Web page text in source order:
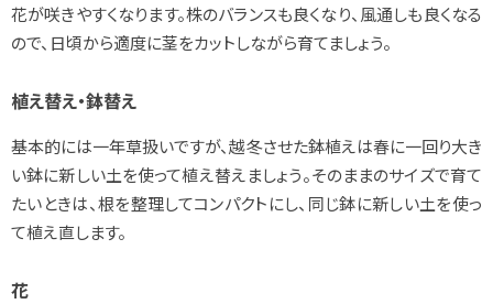
花が咲きやすくなります。株のバランスも良くなり、風通しも良くなる
ので、日頃から適度に茎をカットしながら育てましょう。
植え替え・鉢替え
基本的には一年草扱いですが、越冬させた鉢植えは春に一回り大き
い鉢に新しい土を使って植え替えましょう。そのままのサイズで育て
たいときは、根を整理してコンパクトにし、同じ鉢に新しい土を使っ
て植え直します。
花